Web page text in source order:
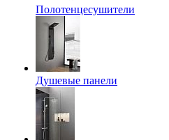
Полотенцесушители
Душевые панели